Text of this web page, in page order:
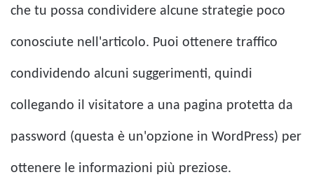
che tu possa condividere alcune strategie poco
conosciute nell'articolo. Puoi ottenere traffico
condividendo alcuni suggerimenti, quindi
collegando il visitatore a una pagina protetta da
password (questa è un'opzione in WordPress) per
ottenere le informazioni più preziose.